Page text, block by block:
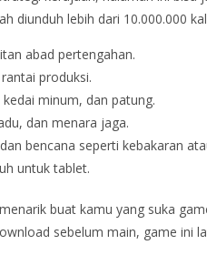
diunduh lebih dari 10.000.000
abad pertengahan.
produksi.
minum, dan patung.
dan menara jaga.
bencana seperti kebakaran
untuk tablet.
buat kamu yang suka
sebelum main, game ini